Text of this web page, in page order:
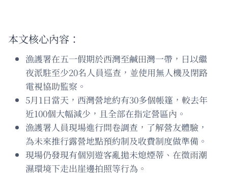
本文核心內容：
漁護署在五一假期於西灣至鹹田灣一帶，日以繼
夜派駐至少20名人員巡查，並使用無人機及閉路
電視協助監察。
5月1日當天，西灣營地約有30多個帳篷，較去年
近100個大幅減少，且全部在指定營區內。
漁護署人員現場進行問卷調查，了解營友體驗，
為未來推行露營地點預約制及收費制度做準備。
現場仍發現有個別遊客亂拋未熄煙蒂、在微雨潮
濕環境下走出崖邊拍照等行為。